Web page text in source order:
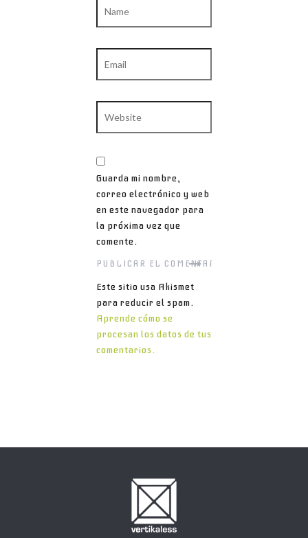
Guarda mi nombre,
correo electrónico y web
en este navegador para
la próxima vez que
comente.
Este sitio usa Akismet
para reducir el spam.
Aprende cómo se
procesan los datos de tus
comentarios.